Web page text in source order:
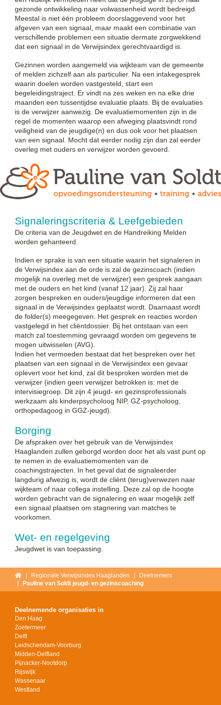
gezonde ontwikkeling naar volwassenheid wordt bedreigd.
Meestal is niet één probleem doorslaggevend voor het
afgeven van een signaal, maar maakt een combinatie van
verschillende problemen een situatie dermate zorgwekkend
dat een signaal in de Verwijsindex gerechtvaardigd is.
Gezinnen worden aangemeld via wijkteam van de gemeente
of melden zichzelf aan als particulier. Na een intakegesprek
waarin doelen worden vastgesteld, start een
begeleidingstraject. Er vindt na zes weken en na elke drie
maanden een tussentijdse evaluatie plaats. Bij de evaluaties
is de verwijzer aanwezig. De evaluatiemomenten zijn in de
regel de momenten waarop een afweging plaatsvindt rond
veiligheid van de jeugdige(n) en dus ook voor het plaatsen
van een signaal. Mocht dat eerder nodig zijn dan zal eerder
overleg met ouders en verwijzer worden gevoerd.
Signaleringscriteria & Leefgebieden
De criteria van de Jeugdwet en de Handreiking Melden
worden gehanteerd.
Indien er sprake is van een situatie waarin het signaleren in
de Verwijsindex aan de orde is zal de gezinscoach (indien
mogelijk na overleg met de verwijzer) een gesprek aangaan
met de ouders en het kind (vanaf 12 jaar). Zij zal haar
zorgen bespreken en ouders/jeugdige informeren dat een
signaal in de Verwijsindex geplaatst wordt. Daarnaast wordt
de folder(s) meegegeven. Het gesprek en reacties worden
vastgelegd in het cliëntdossier. Bij het ontstaan van een
match zal toestemming gevraagd worden om gegevens te
mogen uitwisselen (AVG).
Indien het vermoeden bestaat dat het bespreken over het
plaatsen van een signaal in de Verwijsindex een gevaar
oplevert voor het kind, zal dit besproken worden met de
verwijzer (indien geen verwijzer betrokken is: met de
intervisiegroep. Dit zijn 4 jeugd- en gezinsprofessionals
werkzaam als kinderpsycholoog NIP, GZ-psycholoog,
orthopedagoog in GGZ-jeugd).
Borging
De afspraken over het gebruik van de Verwijsindex
Haaglanden zullen geborgd worden door het als vast punt op
te nemen in de evaluatiemomenten van de
coachingstrajecten. In het geval dat de signaleerder
langdurig afwezig is, wordt de cliënt (terug)verwezen naar
wijkteam of naar collega instelling. Deze zal op de hoogte
worden gebracht van de signalering en waar mogelijk zelf
een signaal plaatsen om stagnering van matches te
voorkomen.
Wet- en regelgeving
Jeugdwet is van toepassing.
HomeRegionale Verwijsindex Haaglanden
Deelnemers
Pauline van Soldt jeugd- en gezinscoaching
Deelnemende organisaties in
Den Haag
Zoetermeer
Delft
Leidschendam-Voorburg
Midden-Delfland
Pijnacker-Nootdorp
Rijswijk
Wassenaar
Westland